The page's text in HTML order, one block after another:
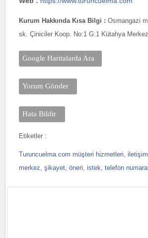
Kurum Hakkında Kısa Bilgi : Osmangazi
sk. Çiniciler Koop. No:1 G:1 Kütahya Merkez
Google Haritalarda Ara
Yorum Gönder
Hata Bildir
Etiketler :
Turuncuelma.com müşteri hizmetleri, iletişim
merkez, şikayet, öneri, istek, telefon